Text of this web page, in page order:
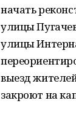
начать
улицы
улицы
выезд
закроют на